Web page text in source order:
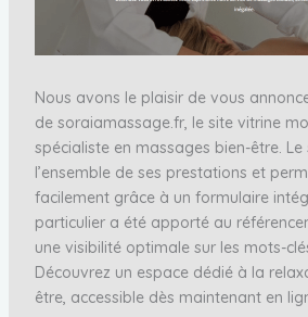
Nous avons le plaisir de vous
de soraiamassage.fr, le site vitrine
spécialiste en massages bien-être. Le
l’ensemble de ses prestations et
facilement grâce à un formulaire
particulier a été apporté au
une visibilité optimale sur les mots-
Découvrez un espace dédié à la
être, accessible dès maintenant en